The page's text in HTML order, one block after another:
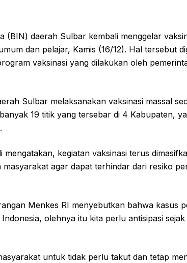
(BIN) daerah Sulbar kembali menggelar
dan pelajar, Kamis (16/12). Hal tersebut
vaksinasi yang dilakukan oleh
Sulbar melaksanakan vaksinasi massal
19 titik yang tersebar di 4 Kabupaten,
mengatakan, kegiatan vaksinasi terus
agar dapat terhindar dari resiko
Menkes RI menyebutkan bahwa kasus
olehnya itu kita perlu antisipasi sejak
untuk tidak perlu takut dan tetap